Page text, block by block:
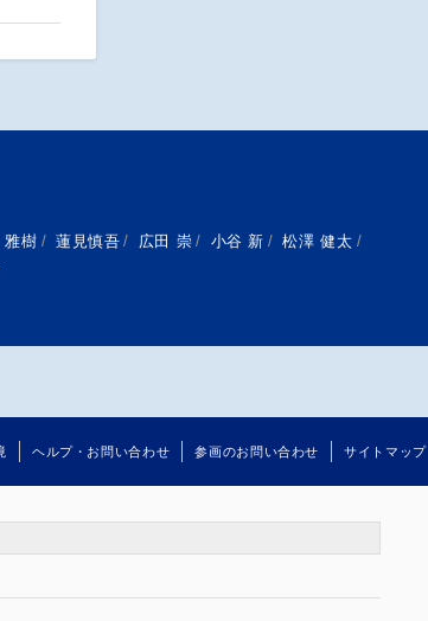
樹 / 蓮見慎吾 / 広田 崇 / 小谷 新 / 松澤 健太 /
ヘルプ・お問い合わせ 参画のお問い合わせ サイトマップ